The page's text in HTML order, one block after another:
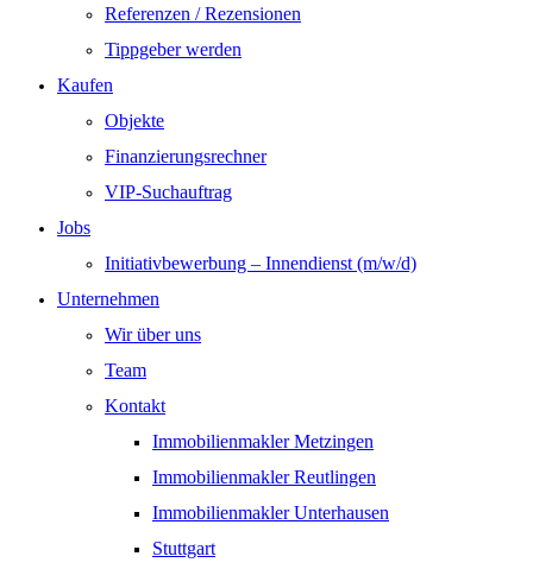
Referenzen / Rezensionen
Tippgeber werden
Kaufen
Objekte
Finanzierungsrechner
VIP-Suchauftrag
Jobs
Initiativbewerbung – Innendienst (m/w/d)
Unternehmen
Wir über uns
Team
Kontakt
Immobilienmakler Metzingen
Immobilienmakler Reutlingen
Immobilienmakler Unterhausen
Stuttgart